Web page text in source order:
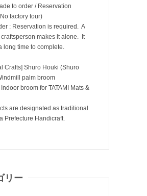
to order / Reservation
factory tour)
: Reservation is required. A
makes it alone. It
long time to complete.
Crafts] Shuro Houki (Shuro
palm broom
broom for TATAMI Mats &
are designated as traditional
Prefecture Handicraft.
リー